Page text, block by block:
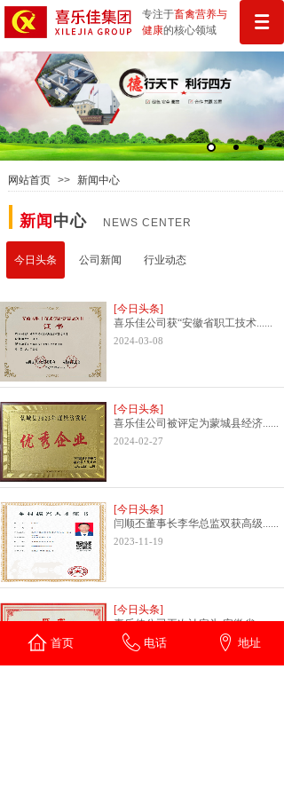
专注于畜禽营养与
健康的核心领域
网站首页 >> 新闻中心
今日头条 公司新闻 行业动态
今日头条
新闻 中心 NEWS CENTER
[今日头条]
喜乐佳公司获“安徽省职工技术......
2024-03-08
[今日头条]
喜乐佳公司被评定为蒙城县经济......
2024-02-27
[今日头条]
闫顺丕董事长李华总监双获高级......
2023-11-19
[今日头条]
喜乐佳公司再次认定为 安徽省......
2023-11-04
首页 电话 地址